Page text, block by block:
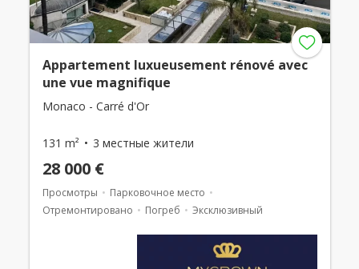
Appartement luxueusement rénové avec
une vue magnifique
Monaco - Carré d'Or
131 m² 3 местные жители
28 000 €
Просмотры
Парковочное место
Отремонтировано
Погреб Эксклюзивный